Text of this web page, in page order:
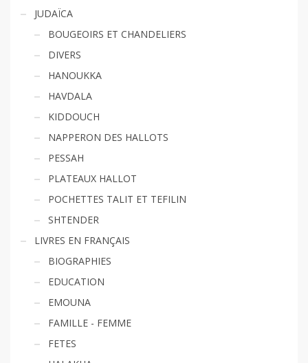
JUDAÏCA
BOUGEOIRS ET CHANDELIERS
DIVERS
HANOUKKA
HAVDALA
KIDDOUCH
NAPPERON DES HALLOTS
PESSAH
PLATEAUX HALLOT
POCHETTES TALIT ET TEFILIN
SHTENDER
LIVRES EN FRANÇAIS
BIOGRAPHIES
EDUCATION
EMOUNA
FAMILLE - FEMME
FETES